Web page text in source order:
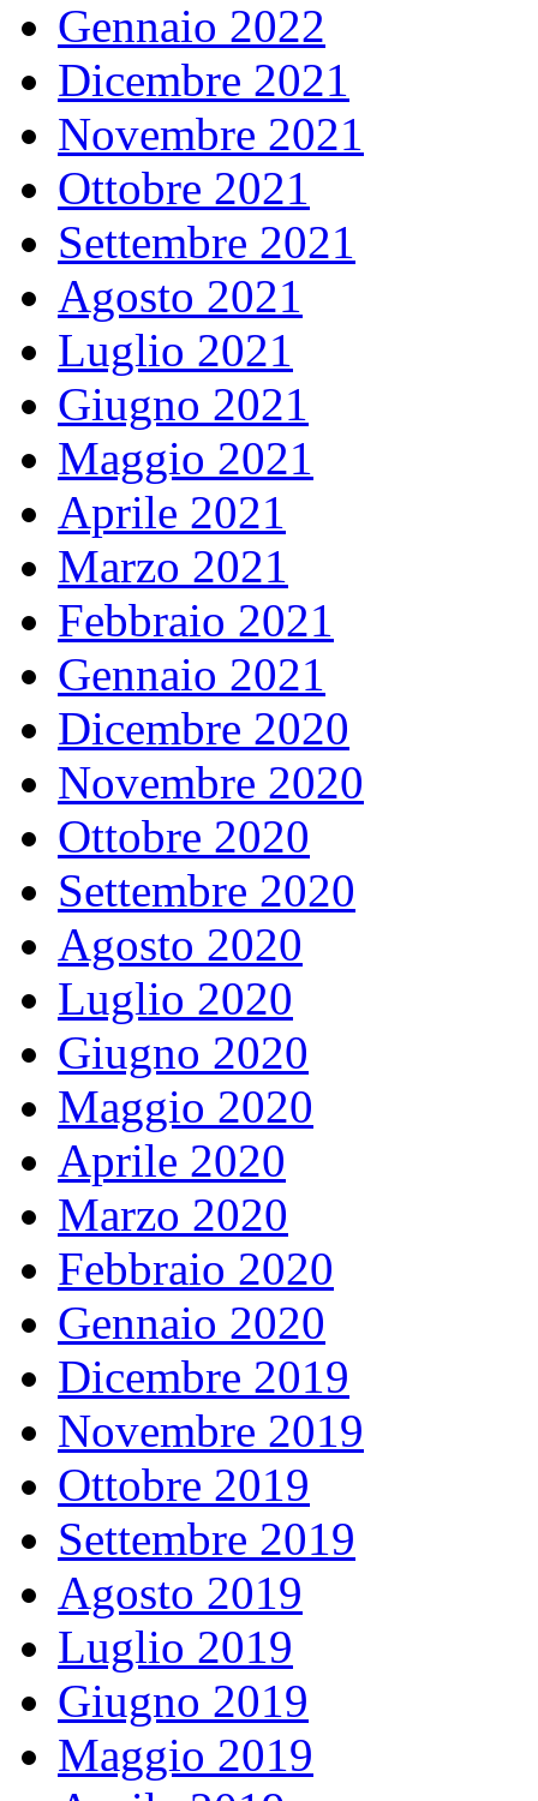
Gennaio 2022
Dicembre 2021
Novembre 2021
Ottobre 2021
Settembre 2021
Agosto 2021
Luglio 2021
Giugno 2021
Maggio 2021
Aprile 2021
Marzo 2021
Febbraio 2021
Gennaio 2021
Dicembre 2020
Novembre 2020
Ottobre 2020
Settembre 2020
Agosto 2020
Luglio 2020
Giugno 2020
Maggio 2020
Aprile 2020
Marzo 2020
Febbraio 2020
Gennaio 2020
Dicembre 2019
Novembre 2019
Ottobre 2019
Settembre 2019
Agosto 2019
Luglio 2019
Giugno 2019
Maggio 2019